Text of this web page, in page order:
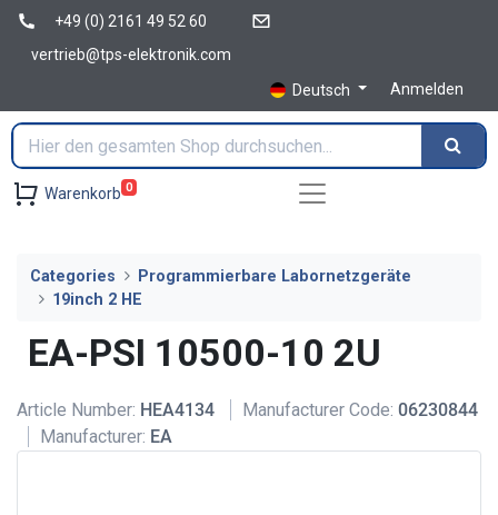
+49 (0) 2161 49 52 60
vertrieb@tps-elektronik.com
Deutsch
Anmelden
Warenkorb 0
Categories
Programmierbare Labornetzgeräte
19inch 2 HE
EA-PSI 10500-10 2U
Article Number: HEA4134 Manufacturer Code: 06230844
Manufacturer: EA